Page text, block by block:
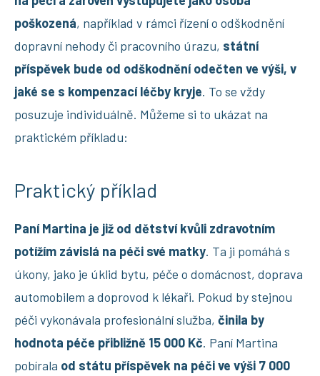
poškozená, například v rámci řízení o odškodnění
dopravní nehody či pracovního úrazu, státní
příspěvek bude od odškodnění odečten ve výši, v
jaké se s kompenzací léčby kryje. To se vždy
posuzuje individuálně. Můžeme si to ukázat na
praktickém příkladu:
Praktický příklad
Paní Martina je již od dětství kvůli zdravotním
potížím závislá na péči své matky. Ta ji pomáhá s
úkony, jako je úklid bytu, péče o domácnost, doprava
automobilem a doprovod k lékaři. Pokud by stejnou
péči vykonávala profesionální služba, činila by
hodnota péče přibližně 15 000 Kč. Paní Martina
pobírala od státu příspěvek na péči ve výši 7 000